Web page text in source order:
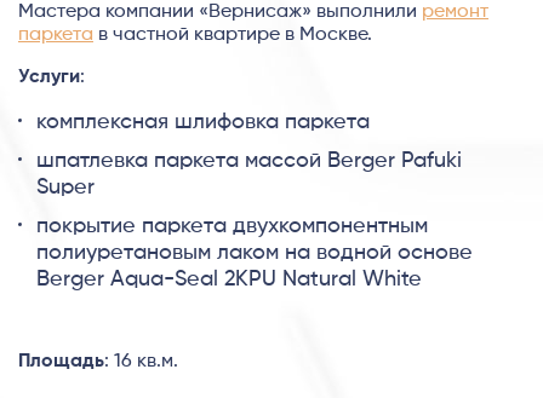
Мастера компании «Вернисаж» выполнили ремонт
паркета в частной квартире в Москве.
Услуги:
комплексная шлифовка паркета
шпатлевка паркета массой Berger Pafuki
Super
покрытие паркета двухкомпонентным
полиуретановым лаком на водной основе
Berger Aqua-Seal 2KPU Natural White
Площадь: 16 кв.м.